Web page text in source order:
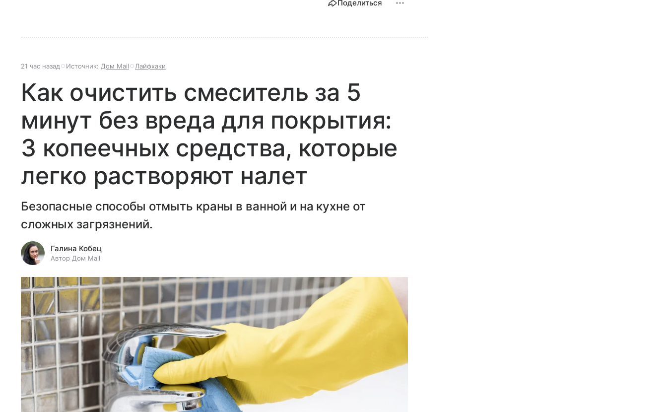
Поделиться
21 час назад Источник: Дом Mail Лайфхаки
Как очистить смеситель за 5
минут без вреда для покрытия:
3 копеечных средства, которые
легко растворяют налет
Безопасные способы отмыть краны в ванной и на кухне от
сложных загрязнений.
Галина Кобец
Автор Дом Mail